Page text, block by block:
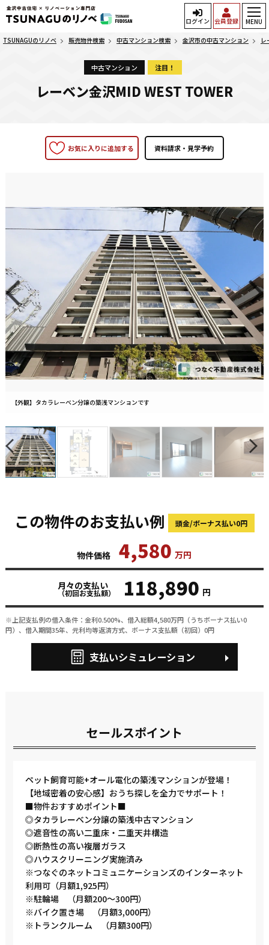
ログイン 会員登録 MENU
TSUNAGUのリノベ 販売物件検索 中古マンション検索 金沢市の中古マンション レ
中古マンション 注目！
レーベン金沢MID WEST TOWER
お気に入りに追加する
【外観】タカラレーベン分譲の築浅マンションです
この物件のお支払い例 頭金/ボーナス払い0円
物件価格 4,580 万円
月々の支払い
（初回お支払額） 118,890 円
※上記支払例の借入条件：金利0.500%、借入総額4,580万円（うちボーナス払い0
円）、借入期間35年、元利均等返済方式、ボーナス支払額（初回）0円
支払いシミュレーション
セールスポイント
ペット飼育可能+オール電化の築浅マンションが登場！
【地域密着の安心感】おうち探しを全力でサポート！
■物件おすすめポイント■
◎タカラレーベン分譲の築浅中古マンション
◎遮音性の高い二重床・二重天井構造
◎断熱性の高い複層ガラス
◎ハウスクリーニング実施済み
※つなぐのネットコミュニケーションズのインターネット
利用可（月額1,925円）
※駐輪場 （月額200～300円）
※バイク置き場 （月額3,000円）
※トランクルーム （月額300円）